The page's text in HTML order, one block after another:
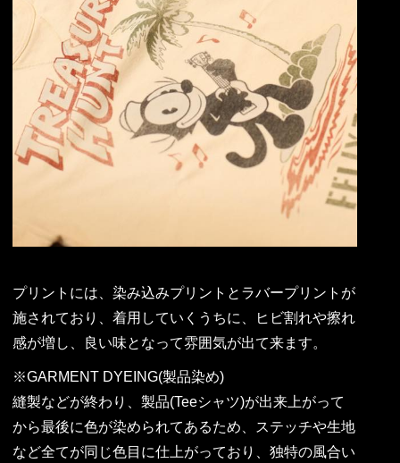
プリントには、染み込みプリントとラバープリントが
施されており、着用していくうちに、ヒビ割れや擦れ
感が増し、良い味となって雰囲気が出て来ます。
※GARMENT DYEING(製品染め)
縫製などが終わり、製品(Teeシャツ)が出来上がって
から最後に色が染められてあるため、ステッチや生地
など全てが同じ色目に仕上がっており、独特の風合い